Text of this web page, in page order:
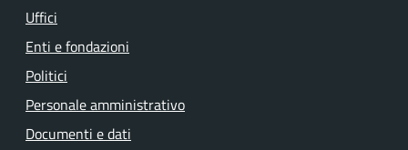
Uffici
Enti e fondazioni
Politici
Personale amministrativo
Documenti e dati